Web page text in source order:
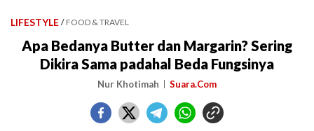
LIFESTYLE / FOOD & TRAVEL
Apa Bedanya Butter dan Margarin? Sering
Dikira Sama padahal Beda Fungsinya
Nur Khotimah Suara.Com